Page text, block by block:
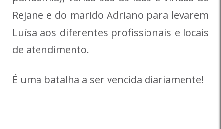
Rejane e do marido Adriano para levarem
Luísa aos diferentes profissionais e locais
de atendimento.
É uma batalha a ser vencida diariamente!